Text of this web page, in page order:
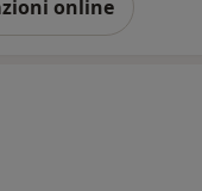
online